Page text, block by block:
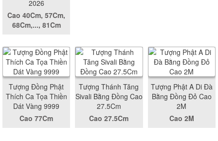
2026
Cao 40Cm, 57Cm,
68Cm,..., 81Cm
Tượng Đồng Phật
Thích Ca Tọa Thiền
Dát Vàng 9999
Cao 77Cm
Tượng Thánh Tăng
Sivali Bằng Đồng Cao
27.5Cm
Cao 27.5Cm
Tượng Phật A Di Đà
Bằng Đồng Đỏ Cao
2M
Cao 2M